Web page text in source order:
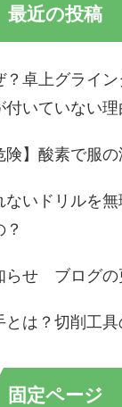
最近の投稿
？卓上グライ
付いていない理
険】酸素で服
ないドリルを
？
らせ ブログの
とは？切削工
固定ページ